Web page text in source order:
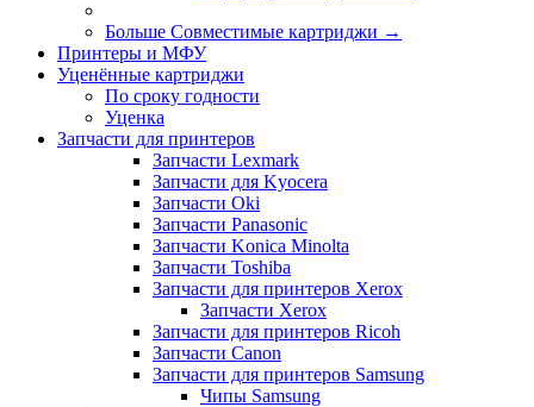
Больше Совместимые картриджи →
Принтеры и МФУ
Уценённые картриджи
По сроку годности
Уценка
Запчасти для принтеров
Запчасти Lexmark
Запчасти для Kyocera
Запчасти Oki
Запчасти Panasonic
Запчасти Koniсa Minolta
Запчасти Toshiba
Запчасти для принтеров Xerox
Запчасти Xerox
Запчасти для принтеров Ricoh
Запчасти Canon
Запчасти для принтеров Samsung
Чипы Samsung